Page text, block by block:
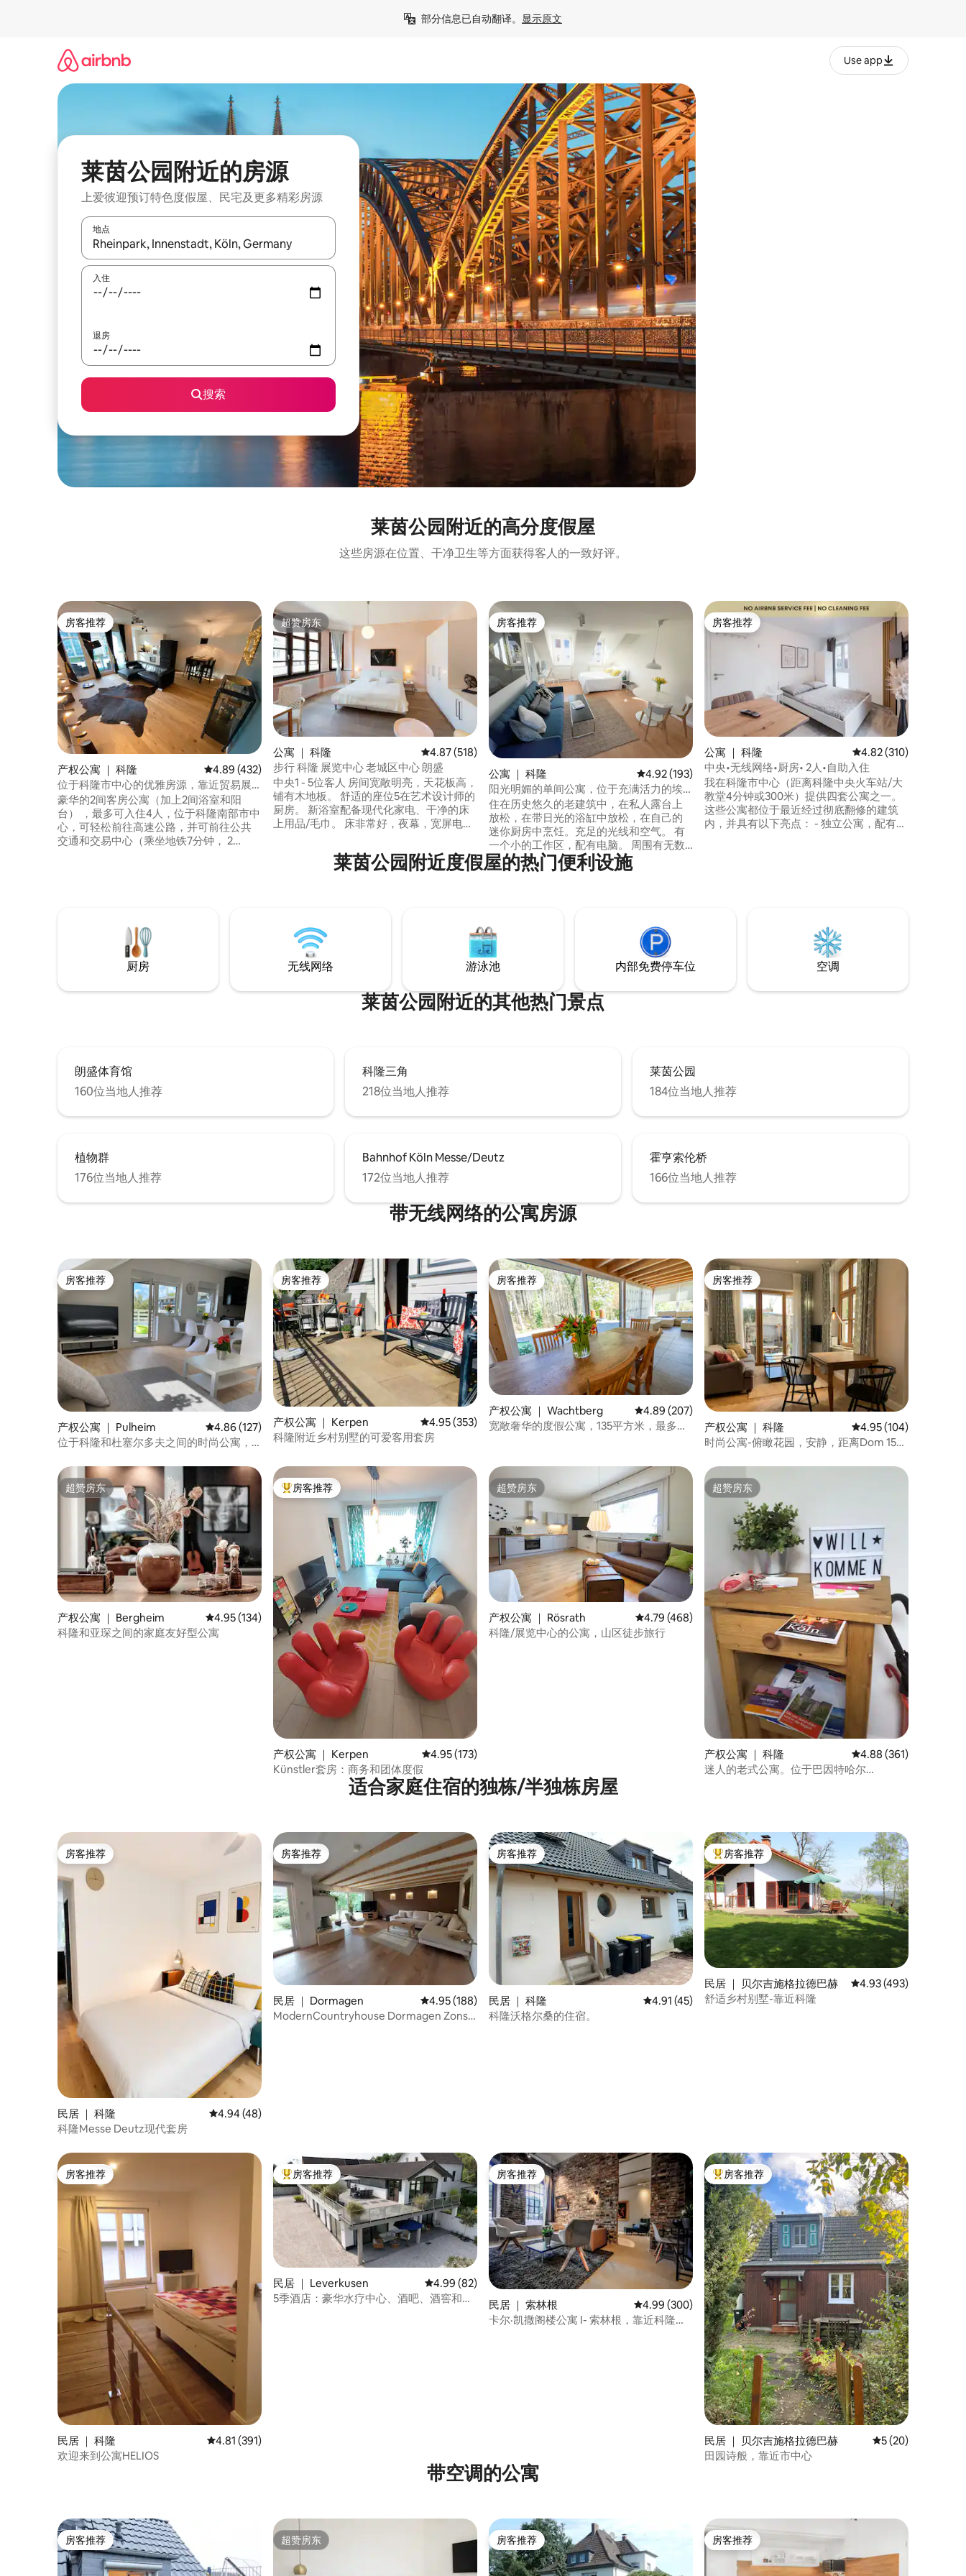
部分信息已自动翻译。 显示原文
Use app
莱茵公园附近的房源
上爱彼迎预订特色度假屋、民宅及更多精彩房源
地点
如有搜索结果，请使用上下方向键查看，或通过点击或滑动手势浏览。
入住
退房
搜索
莱茵公园附近的高分度假屋
这些房源在位置、干净卫生等方面获得客人的一致好评。
房客推荐
房客推荐
产权公寓 ｜ 科隆 平均评分 4.89 分（满分 5 分），共 432 条评价
4.89 (432)
位于科隆市中心的优雅房源，靠近贸易展
览会
豪华的2间客房公寓（加上2间浴室和阳
台） ，最多可入住4人，位于科隆南部市中
心，可轻松前往高速公路，并可前往公共
交通和交易中心（乘坐地铁7分钟， 2
可以举办聚会！
超赞房东
超赞房东
公寓 ｜ 科隆 平均评分 4.87 分（满分 5 分），共 518 条评价
4.87 (518)
步行 科隆 展览中心 老城区中心 朗盛
中央1 - 5位客人 房间宽敞明亮，天花板高，
铺有木地板。 舒适的座位5在艺术设计师的
厨房。 新浴室配备现代化家电、干净的床
上用品/毛巾。 床非常好，夜幕，宽屏电视
超市距离您仅100米。 友好、安全的区域，
靠近大教堂、Messe或Lanxess Sports和
房客推荐
房客推荐
公寓 ｜ 科隆 平均评分 4.92 分（满分 5 分），共 193 条评价
4.92 (193)
阳光明媚的单间公寓，位于充满活力的埃
亨费尔德（Ehrenfeld）中心地带
住在历史悠久的老建筑中，在私人露台上
放松，在带日光的浴缸中放松，在自己的
迷你厨房中烹饪。充足的光线和空气。 有
一个小的工作区，配有电脑。 周围有无数
的餐厅和咖啡馆。步行即可抵达各种音乐
会和活动场所。 皮乌斯大街
和新市场（Neumarkt）需要短途路程。
房客推荐
房客推荐
公寓 ｜ 科隆 平均评分 4.82 分（满
4.82 (310)
中央•无线网络•厨房• 2人•自助入住
我在科隆市中心（距离科隆中央火车站/大
教堂4分钟或300米）提供四套公寓之一。
这些公寓都位于最近经过彻底翻修的建筑
内，并具有以下亮点： - 独立公寓，配有独
莱茵公园附近度假屋的热门便利设施
厨房 无线网络 游泳池 内部免费停车位 空调
莱茵公园附近的其他热门景点
朗盛体育馆
160位当地人推荐
科隆三角
218位当地人推荐
莱茵公园
184位当地人推荐
植物群
176位当地人推荐
Bahnhof Köln Messe/Deutz
172位当地人推荐
霍亨索伦桥
166位当地人推荐
带无线网络的公寓房源
房客推荐
房客推荐
产权公寓 ｜ Pulheim 平均评分 4.86 分（满分 5 分），共 127 条评价
4.86 (127)
位于科隆和杜塞尔多夫之间的时尚公寓，
房客推荐
房客推荐
产权公寓 ｜ Kerpen 平均评分 4.95 分（满分 5 分），共 353 条评价
4.95 (353)
科隆附近乡村别墅的可爱客用套房
房客推荐
房客推荐
产权公寓 ｜ Wachtberg 平均评分 4.89 分（满分 5 分），共 207 条评价
4.89 (207)
宽敞奢华的度假公寓，135平方米，最多可
房客推荐
房客推荐
产权公寓 ｜ 科隆 平均评分 4.95 分（满
4.95 (104)
时尚公寓-俯瞰花园，安静，距离Dom 15分
超赞房东
超赞房东
产权公寓 ｜ Bergheim 平均评分 4.95 分（满分 5 分），共 134 条评价
4.95 (134)
科隆和亚琛之间的家庭友好型公寓
热门「房客推荐」
房客推荐
产权公寓 ｜ Kerpen 平均评分 4.95 分（满分 5 分），共 173 条评价
4.95 (173)
Künstler套房：商务和团体度假
超赞房东
超赞房东
产权公寓 ｜ Rösrath 平均评分 4.79 分（满分 5 分），共 468 条评价
4.79 (468)
科隆/展览中心的公寓，山区徒步旅行
超赞房东
超赞房东
产权公寓 ｜ 科隆 平均评分 4.88 分（满
4.88 (361)
迷人的老式公寓。位于巴因特哈尔
适合家庭住宿的独栋/半独栋房屋
房客推荐
房客推荐
民居 ｜ 科隆 平均评分 4.94 分（满分 5 分），共 48 条评价
4.94 (48)
科隆Messe Deutz现代套房
房客推荐
房客推荐
民居 ｜ Dormagen 平均评分 4.95 分（满分 5 分），共 188 条评价
4.95 (188)
ModernCountryhouse Dormagen Zons
房客推荐
房客推荐
民居 ｜ 科隆 平均评分 4.91 分（满分 5 分），共 45 条评价
4.91 (45)
科隆沃格尔桑的住宿。
热门「房客推荐」
房客推荐
民居 ｜ 贝尔吉施格拉德巴赫 平均评分 4.93 分（满
4.93 (493)
舒适乡村别墅-靠近科隆
房客推荐
房客推荐
民居 ｜ 科隆 平均评分 4.81 分（满分 5 分），共 391 条评价
4.81 (391)
欢迎来到公寓HELIOS
热门「房客推荐」
房客推荐
民居 ｜ Leverkusen 平均评分 4.99 分（满分 5 分），共 82 条评价
4.99 (82)
5季酒店：豪华水疗中心、酒吧、酒窖和台
房客推荐
房客推荐
民居 ｜ 索林根 平均评分 4.99 分（满分 5 分），共 300 条评价
4.99 (300)
卡尔·凯撒阁楼公寓 I- 索林根，靠近科隆德
热门「房客推荐」
房客推荐
民居 ｜ 贝尔吉施格拉德巴赫 平均评分 5 分（满
5 (20)
田园诗般，靠近市中心
带空调的公寓
房客推荐
房客推荐 超赞房东
超赞房东 房客推荐
房客推荐 房客推荐
房客推荐